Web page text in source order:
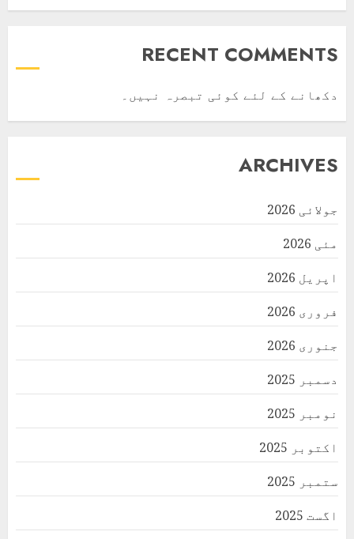
RECENT COMMENTS
دکھانے کے لئے کوئی تبصرہ نہیں۔
ARCHIVES
جولائی 2026
مئی 2026
اپریل 2026
فروری 2026
جنوری 2026
دسمبر 2025
نومبر 2025
اکتوبر 2025
ستمبر 2025
اگست 2025